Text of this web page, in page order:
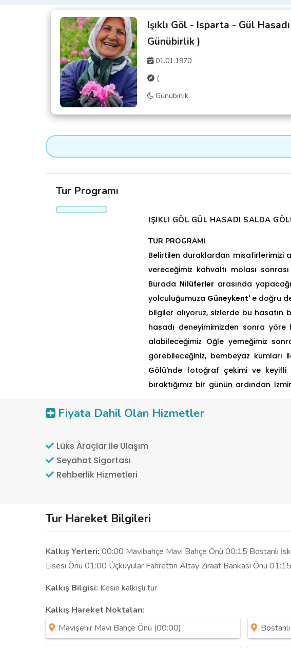
Tur Kodu:
Işıklı Göl - Isparta - Gül
Günübirlik )
01.01.1970
(
Günübirlik
Tur Programı
IŞIKLI GÖL GÜL HASADI SALDA
TUR PROGRAMI
Belirtilen duraklardan misafirlerimizi
vereceğimiz kahvaltı molası
Burada Nilüferlerarasında
yolculuğumuza Güneykent' e doğru
bilgiler alıyoruz, sizlerde bu hasatın
hasadı deneyimimizden sonra yöre
alabileceğimiz Öğle yemeğimiz
görebileceğiniz, bembeyaz kumları
Gölü'nde fotoğraf çekimi ve keyifli
bıraktığımız bir günün ardından
Fiyata Dahil Olan Hizmetler
Lüks Araçlar ile Ulaşım
Seyahat Sigortası
Rehberlik Hizmetleri
Tur Hareket Bilgileri
Kalkış Yerleri: 00:00 Mavibahçe Mavi Bahçe Önü 00:15 Bostanlı
Lisesi Önü 01:00 Üçkuyular Fahrettin Altay Ziraat Bankası Önü
Kalkış Bilgisi: Kesin kalkışlı tur
Kalkış Hareket Noktaları:
Mavişehir Mavi Bahçe Önü (00:00)